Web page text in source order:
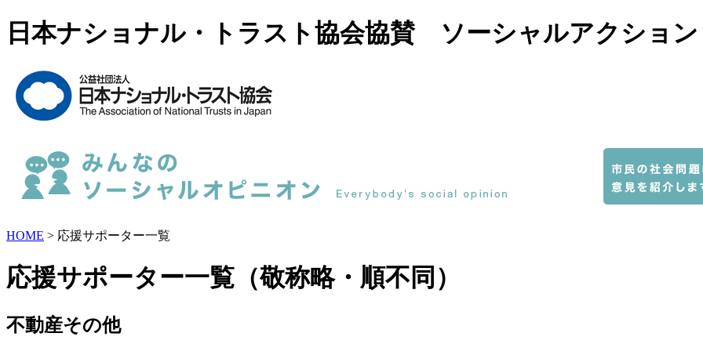
日本ナショナル・トラスト協会協賛 ソーシャルアクショ
HOME > 応援サポーター一覧
応援サポーター一覧（敬称略・順不同）
不動産その他